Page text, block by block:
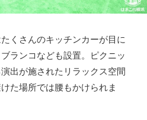
くさんのキッチンカーが目に
ランコなども設置。ピクニッ
出が施されたリラックス空間
た場所では腰もかけられま